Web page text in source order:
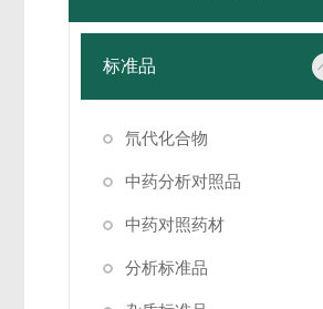
标准品
氘代化合物
中药分析对照品
中药对照药材
分析标准品